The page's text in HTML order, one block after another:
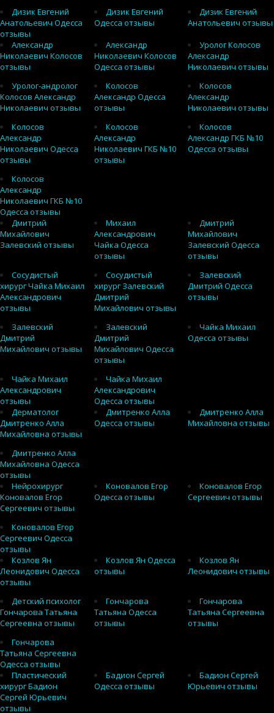
Дизик Евгений
Анатольевич Одесса
отзывы
Дизик Евгений
Одесса отзывы
Дизик Евгений
Анатольевич отзывы
Александр
Николаевич Колосов
отзывы
Александр
Николаевич Колосов
Одесса отзывы
Уролог Колосов
Александр
Николаевич отзывы
Уролог-андролог
Колосов Александр
Николаевич отзывы
Колосов
Александр Одесса
отзывы
Колосов
Александр
Николаевич отзывы
Колосов
Александр
Николаевич Одесса
отзывы
Колосов
Александр
Николаевич ГКБ №10
отзывы
Колосов
Александр ГКБ №10
Одесса отзывы
Колосов
Александр
Николаевич ГКБ №10
Одесса отзывы
Дмитрий
Михайлович
Залевский отзывы
Михаил
Александрович
Чайка Одесса
отзывы
Дмитрий
Михайлович
Залевский Одесса
отзывы
Сосудистый
хирург Чайка Михаил
Александрович
отзывы
Сосудистый
хирург Залевский
Дмитрий
Михайлович отзывы
Залевский
Дмитрий Одесса
отзывы
Залевский
Дмитрий
Михайлович отзывы
Залевский
Дмитрий
Михайлович Одесса
отзывы
Чайка Михаил
Одесса отзывы
Чайка Михаил
Александрович
отзывы
Чайка Михаил
Александрович
Одесса отзывы
Дерматолог
Дмитренко Алла
Михайловна отзывы
Дмитренко Алла
Одесса отзывы
Дмитренко Алла
Михайловна отзывы
Дмитренко Алла
Михайловна Одесса
отзывы
Нейрохирург
Коновалов Егор
Сергеевич отзывы
Коновалов Егор
Одесса отзывы
Коновалов Егор
Сергеевич отзывы
Коновалов Егор
Сергеевич Одесса
отзывы
Козлов Ян
Леонидович Одесса
отзывы
Козлов Ян Одесса
отзывы
Козлов Ян
Леонидович отзывы
Детский психолог
Гончарова Татьяна
Сергеевна отзывы
Гончарова
Татьяна Одесса
отзывы
Гончарова
Татьяна Сергеевна
отзывы
Гончарова
Татьяна Сергеевна
Одесса отзывы
Пластический
хирург Бадион
Сергей Юрьевич
отзывы
Бадион Сергей
Одесса отзывы
Бадион Сергей
Юрьевич отзывы